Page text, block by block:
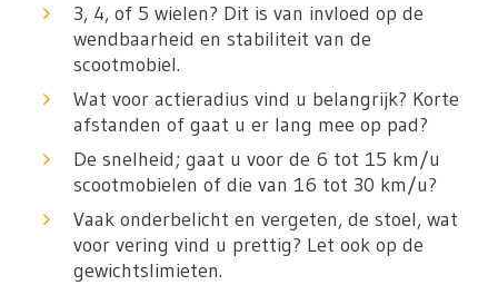
3, 4, of 5 wielen? Dit is van invloed op de
wendbaarheid en stabiliteit van de
scootmobiel.
Wat voor actieradius vind u belangrijk? Korte
afstanden of gaat u er lang mee op pad?
De snelheid; gaat u voor de 6 tot 15 km/u
scootmobielen of die van 16 tot 30 km/u?
Vaak onderbelicht en vergeten, de stoel, wat
voor vering vind u prettig? Let ook op de
gewichtslimieten.